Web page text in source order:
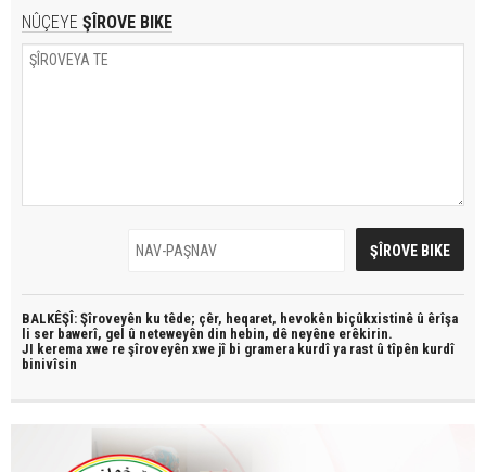
NÛÇEYE ŞÎROVE BIKE
BALKÊŞÎ: Şîroveyên ku têde; çêr, heqaret, hevokên biçûkxistinê û êrîşa
li ser bawerî, gel û neteweyên din hebin, dê neyêne erêkirin.
JI kerema xwe re şîroveyên xwe jî bi gramera kurdî ya rast û tîpên kurdî
binivîsin